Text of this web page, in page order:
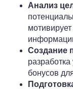
Анализ
Создание
бонусов